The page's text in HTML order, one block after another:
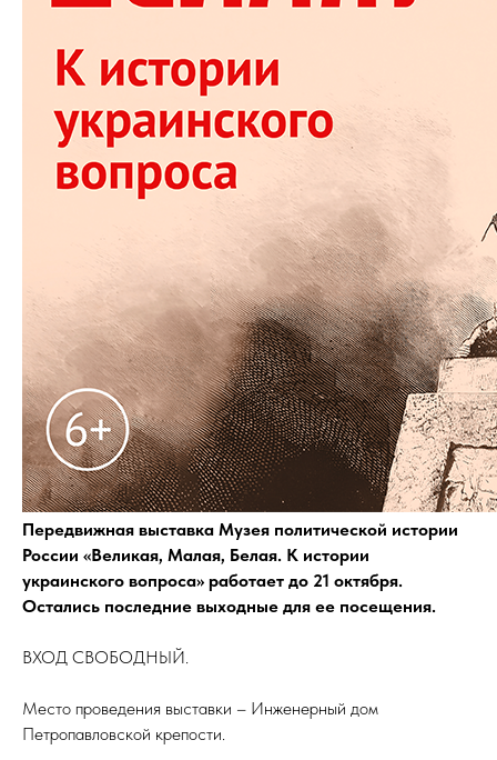
Передвижная выставка Музея политической истории
России «Великая, Малая, Белая. К истории
украинского вопроса» работает до 21 октября.
Остались последние выходные для ее посещения.
ВХОД СВОБОДНЫЙ.
Место проведения выставки – Инженерный дом
Петропавловской крепости.